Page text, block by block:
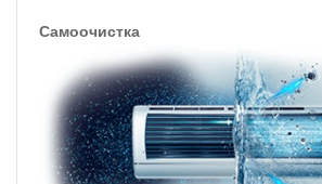
Самоочистка